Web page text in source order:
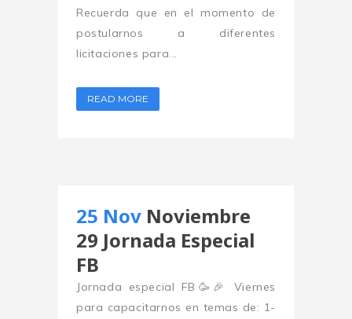
Recuerda que en el momento de
postularnos a diferentes
licitaciones para...
READ MORE
25 Nov Noviembre
29 Jornada Especial
FB
Jornada especial FB🥳🎉 Viernes
para capacitarnos en temas de: 1-